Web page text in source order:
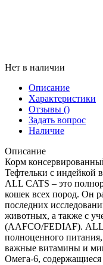
Нет в наличии
Описание
Характеристики
Отзывы ()
Задать вопрос
Наличие
Описание
Корм
Тефтельки с индейкой в
ALL CATS – это
кошек всех пород. Он
последних
животных, а также с
(AAFCO/FEDIAF). ALL
полноценного
важные витамины и
Омега-6, содержащиеся